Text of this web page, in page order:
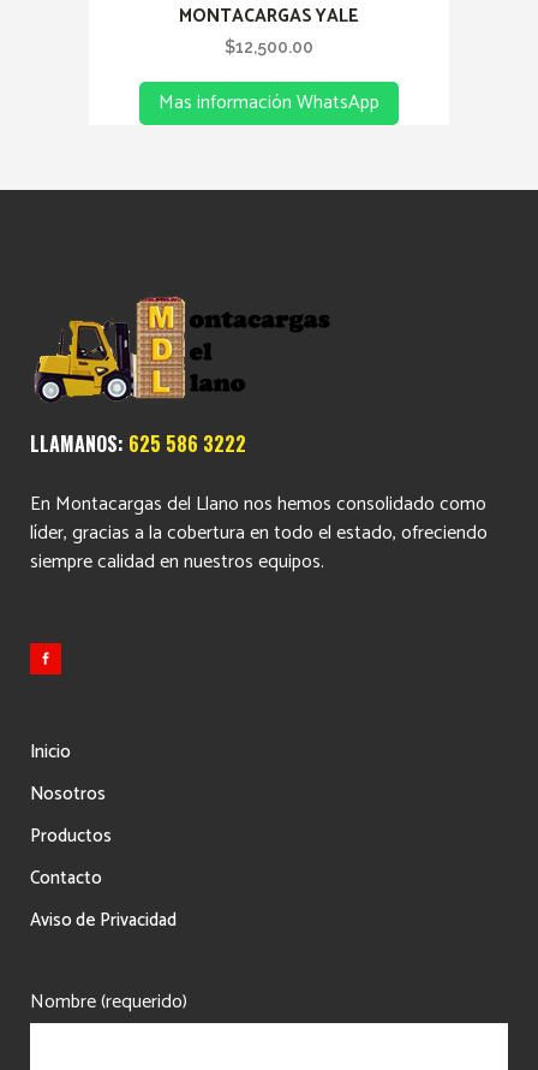
MONTACARGAS YALE
$12,500.00
Mas información WhatsApp
LLAMANOS: 625 586 3222
En Montacargas del Llano nos hemos consolidado como
líder, gracias a la cobertura en todo el estado, ofreciendo
siempre calidad en nuestros equipos.
Inicio
Nosotros
Productos
Contacto
Aviso de Privacidad
Nombre (requerido)